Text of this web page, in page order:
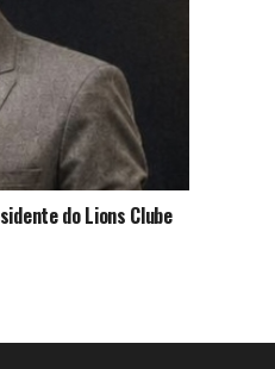
do Lions Clube